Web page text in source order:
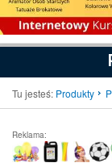
Tu jesteś: Produkty
Reklama: